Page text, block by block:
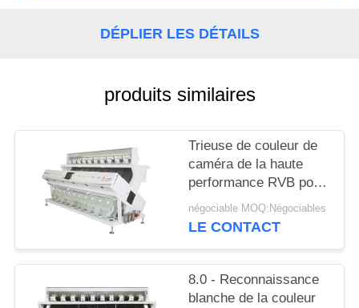
PRIVACY
POLICY
DÉPLIER LES DÉTAILS
produits similaires
Trieuse de couleur de
caméra de la haute
performance RVB pour
des graines de piment
avec Dix descendeurs
négociable MOQ:Négociables
LE CONTACT
8.0 - Reconnaissance
blanche de la couleur